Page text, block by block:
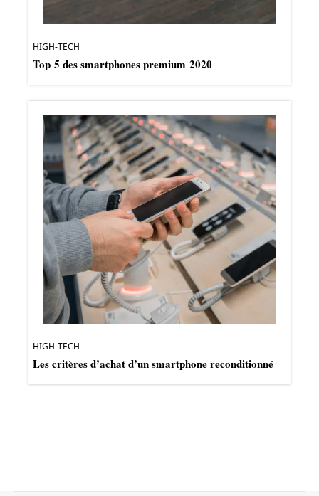
HIGH-TECH
Top 5 des smartphones premium 2020
HIGH-TECH
Les critères d’achat d’un smartphone reconditionné